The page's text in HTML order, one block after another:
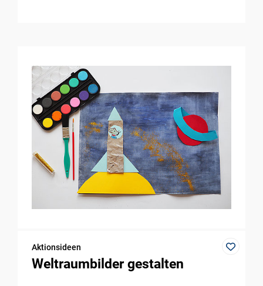
Aktionsideen
Weltraumbilder gestalten